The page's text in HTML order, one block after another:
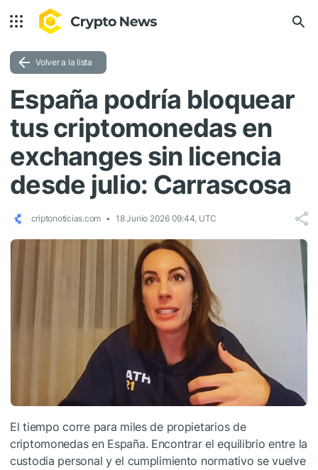
Volver a la lista
España podría bloquear
tus criptomonedas en
exchanges sin licencia
desde julio: Carrascosa
criptonoticias.com 18 Junio 2026 09:44, UTC
El tiempo corre para miles de propietarios de
criptomonedas en España. Encontrar el equilibrio entre la
custodia personal y el cumplimiento normativo se vuelve